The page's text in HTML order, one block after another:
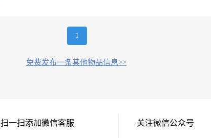
1
免费发布一条其他物品信息>>
扫一扫添加微信客服 关注微信公众号